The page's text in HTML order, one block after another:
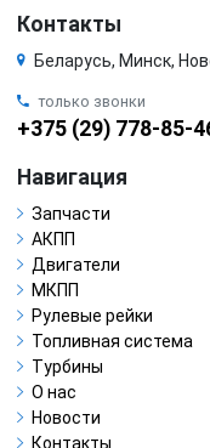
Контакты
Беларусь, Минск,
только звонки
+375 (29) 778-85-
Навигация
Запчасти
АКПП
Двигатели
МКПП
Рулевые рейки
Топливная система
Турбины
О нас
Новости
Контакты